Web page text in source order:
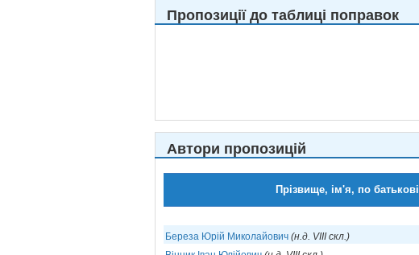
Пропозиції до таблиці поправок
Автори пропозицій
Прізвище, ім'я, по батькові
Береза Юрій Миколайович (н.д. VIII скл.)